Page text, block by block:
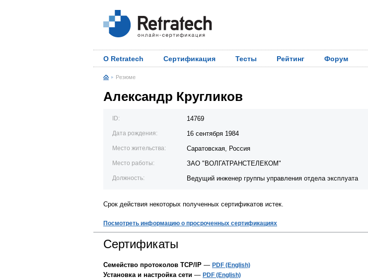
О Retratech Сертификация Тесты Рейтинг Форум
Резюме
Александр Кругликов
ID: 14769
Дата рождения: 16 сентября 1984
Место жительства: Саратовская, Россия
Место работы: ЗАО "ВОЛГАТРАНСТЕЛЕКОМ"
Должность: Ведущий инженер группы управления отдела эксплуата
Срок действия некоторых полученных сертификатов истек.
Посмотреть информацию о просроченных сертификациях
Сертификаты
Семейство протоколов TCP/IP — PDF (English)
Установка и настройка сети — PDF (English)